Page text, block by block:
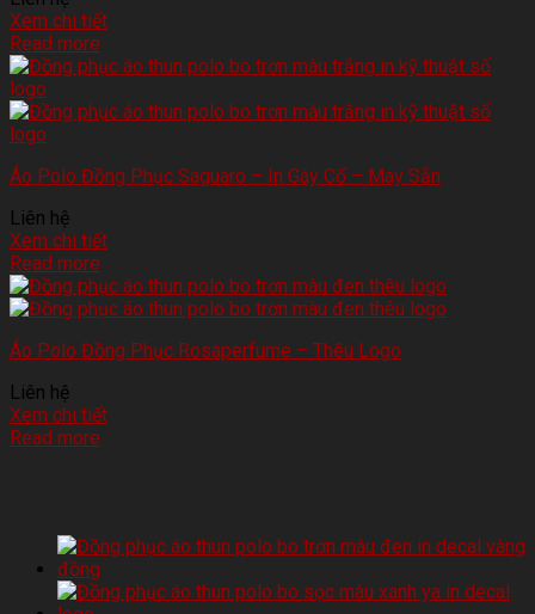
Xem chi tiết
Read more
Áo Polo Đồng Phục Saguaro – In Gáy Cổ – May Sẵn
Liên hệ
Xem chi tiết
Read more
Áo Polo Đồng Phục Rosaperfume – Thêu Logo
Liên hệ
Xem chi tiết
Read more